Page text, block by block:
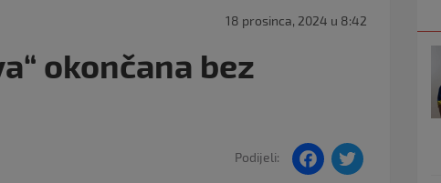
18 prosinca, 2024 u 8:42
okončana bez
Podijeli:
F